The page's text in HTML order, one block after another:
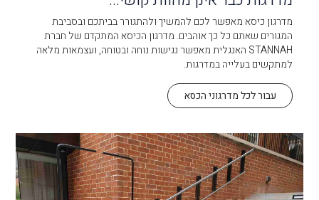
מדרגון כיסא מאפשר לכם להמשיך ולהתגורר בביתכם ובסביבת
המגורים שאתם כל כך אוהבים. מדרגון הכיסא המתקדם של חברת
STANNAH האנגלית מאפשר נגישות נוחה ובטוחה, ועצמאות מלאה
למתקשים בעלייה במדרגות.
עבור לכל מדרגוני הכסא